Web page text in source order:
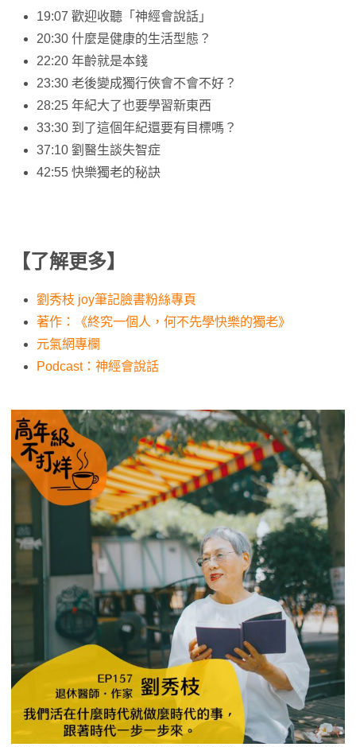
19:07 歡迎收聽「神經會說話」
20:30 什麼是健康的生活型態？
22:20 年齡就是本錢
23:30 老後變成獨行俠會不會不好？
28:25 年紀大了也要學習新東西
33:30 到了這個年紀還要有目標嗎？
37:10 劉醫生談失智症
42:55 快樂獨老的秘訣
【了解更多】
劉秀枝 joy筆記臉書粉絲專頁
著作：《終究一個人，何不先學快樂的獨老》
元氣網專欄
Podcast：神經會說話